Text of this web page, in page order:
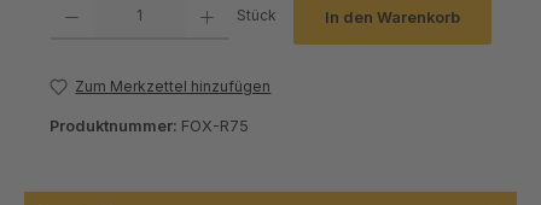
Stück In den Warenkorb
Zum Merkzettel hinzufügen
Produktnummer: FOX-R75